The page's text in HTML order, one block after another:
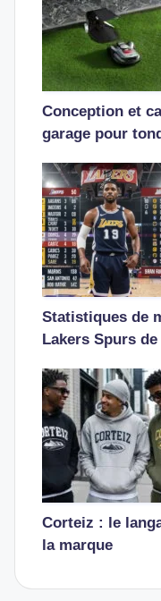
Conception et
garage pour
Statistiques de
Lakers Spurs
Corteiz : le
la marque